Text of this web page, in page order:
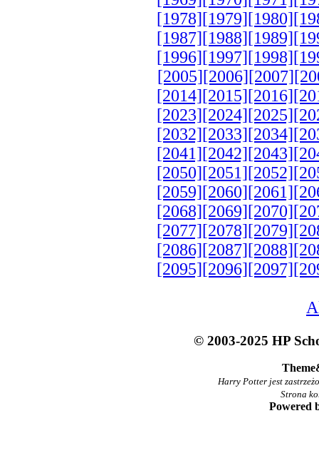
[1978] [1979] [1980]
[1987] [1988] [1989]
[1996] [1997] [1998]
[2005] [2006] [2007]
[2014] [2015] [2016]
[2023] [2024] [2025]
[2032] [2033] [2034]
[2041] [2042] [2043]
[2050] [2051] [2052]
[2059] [2060] [2061]
[2068] [2069] [2070]
[2077] [2078] [2079]
[2086] [2087] [2088]
[2095] [2096] [2097]
© 2003-2025 HP
Harry Potter jest
Strona
Powered